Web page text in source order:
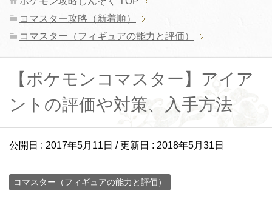
コマスター攻略（新着順）
コマスター（フィギュアの能力と評価）
【ポケモンコマスター】アイア
ントの評価や対策、入手方法
公開日 : 2017年5月11日 / 更新日 : 2018年5月31日
コマスター（フィギュアの能力と評価）